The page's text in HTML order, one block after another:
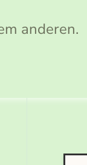
anderen.